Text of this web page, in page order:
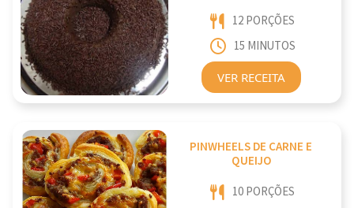
12 PORÇÕES
15 MINUTOS
VER RECEITA
PINWHEELS DE CARNE E
QUEIJO
10 PORÇÕES